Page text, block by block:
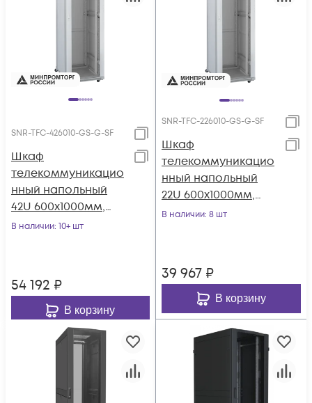
SNR-TFC-426010-GS-G-SF
Шкаф
телекоммуникацио
нный напольный
42U 600x1000мм,
серия TFC (SNR-TFC-
В наличии: 10+ шт
54 192 ₽
В корзину
SNR-TFC-226010-GS-G-SF
Шкаф
телекоммуникацио
нный напольный
22U 600x1000мм,
серия TFC (SNR-TFC-
В наличии: 8 шт
39 967 ₽
В корзину